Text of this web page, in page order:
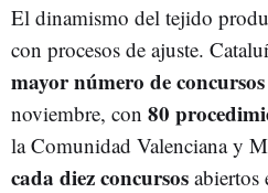
El dinamismo del tejido
con procesos de ajuste.
mayor número de
noviembre, con 80
la Comunidad Valenciana y
cada diez concursos abiertos